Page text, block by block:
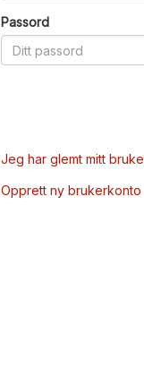
Passord
Jeg har glemt mitt
Opprett ny brukerkonto